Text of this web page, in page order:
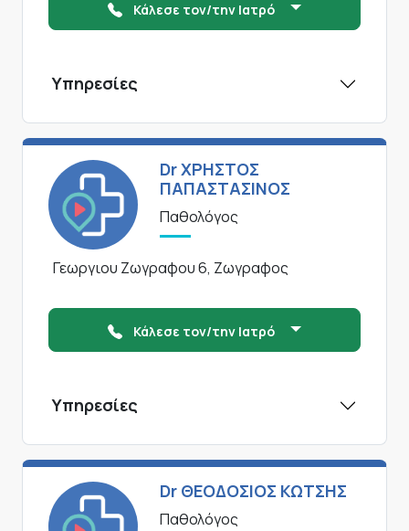
Κάλεσε τον/την Ιατρό
Υπηρεσίες
Dr ΧΡΗΣΤΟΣ
ΠΑΠΑΣΤΑΣΙΝΟΣ
Παθολόγος
Γεωργιου Ζωγραφου 6, Ζωγραφος
Κάλεσε τον/την Ιατρό
Υπηρεσίες
Dr ΘΕΟΔΟΣΙΟΣ ΚΩΤΣΗΣ
Παθολόγος